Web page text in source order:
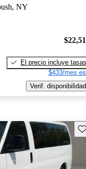
NY
El precio incluye tasas
$433/mes
Verif. disponibilidad